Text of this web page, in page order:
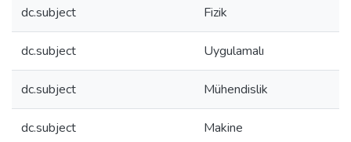
dc.subject Fizik
dc.subject Uygulamalı
dc.subject Mühendislik
dc.subject Makine